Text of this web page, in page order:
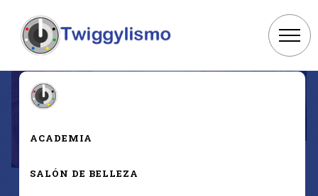
ACADEMIA
SALÓN DE BELLEZA